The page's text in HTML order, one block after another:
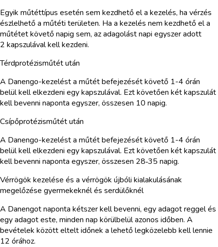
Egyik műtéttípus esetén sem kezdhető el a kezelés, ha vérzés
észlelhető a műtéti területen. Ha a kezelés nem kezdhető el a
műtétet követő napig sem, az adagolást napi egyszer adott
2 kapszulával kell kezdeni.
Térdprotézisműtét után
A Danengo-kezelést a műtét befejezését követő 1-4 órán
belül kell elkezdeni egy kapszulával. Ezt követően két kapszulát
kell bevenni naponta egyszer, összesen 10 napig.
Csípőprotézisműtét után
A Danengo-kezelést a műtét befejezését követő 1-4 órán
belül kell elkezdeni egy kapszulával. Ezt követően két kapszulát
kell bevenni naponta egyszer, összesen 28‑35 napig.
Vérrögök kezelése és a vérrögök újbóli kialakulásának
megelőzése gyermekeknél és serdülőknél
A Danengot naponta kétszer kell bevenni, egy adagot reggel és
egy adagot este, minden nap körülbelül azonos időben. A
bevételek között eltelt időnek a lehető legközelebb kell lennie
12 órához.